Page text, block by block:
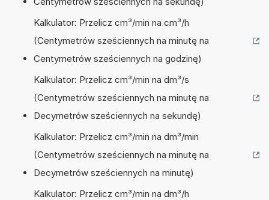
Kalkulator: Przelicz cm³/min na cm³/h
(Centymetrów sześciennych na minutę na
Centymetrów sześciennych na godzinę)
Kalkulator: Przelicz cm³/min na dm³/s
(Centymetrów sześciennych na minutę na
Decymetrów sześciennych na sekundę)
Kalkulator: Przelicz cm³/min na dm³/min
(Centymetrów sześciennych na minutę na
Decymetrów sześciennych na minutę)
Kalkulator: Przelicz cm³/min na dm³/h